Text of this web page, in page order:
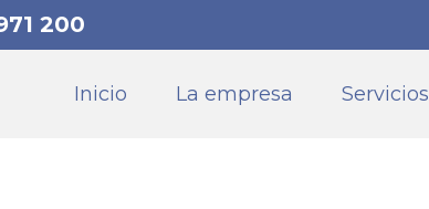
200
Inicio La empresa Servicios